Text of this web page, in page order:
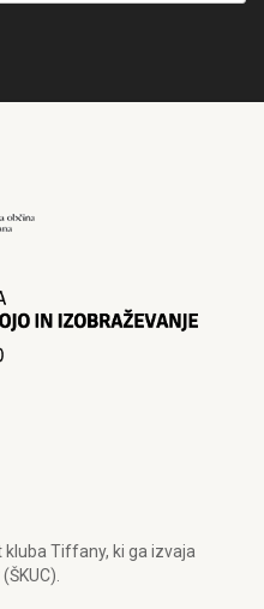
kluba Tiffany, ki ga izvaja